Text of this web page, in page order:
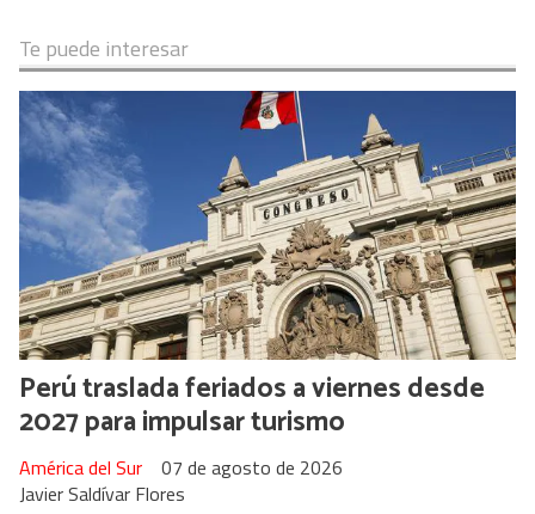
Te puede interesar
Perú traslada feriados a viernes desde
2027 para impulsar turismo
Javier Saldívar Flores
América del Sur 07 de agosto de 2026